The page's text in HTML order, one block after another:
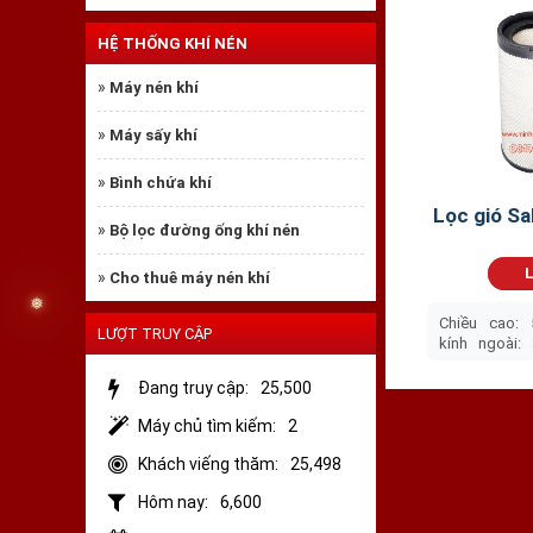
HỆ THỐNG KHÍ NÉN
» Máy nén khí
» Máy sấy khí
» Bình chứa khí
» Bộ lọc đường ống khí nén
» Cho thuê máy nén khí
LƯỢT TRUY CẬP
Đang truy cập:
25,500
Máy chủ tìm kiếm:
2
Khách viếng thăm:
25,498
Hôm nay:
6,600
Lọc gió
Với chất liệu
khí nén trước
máy nén khí
Lọc gió
Chiều cao:
kính ngoài: